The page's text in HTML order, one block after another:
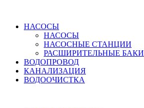
НАСОСЫ
НАСОСЫ
НАСОСНЫЕ СТАНЦИИ
РАСШИРИТЕЛЬНЫЕ БАКИ
ВОДОПРОВОД
КАНАЛИЗАЦИЯ
ВОДООЧИСТКА